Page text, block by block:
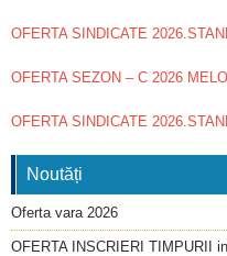
OFERTA SINDICATE
OFERTA SEZON – C 2026
OFERTA SINDICATE
Noutăți
Oferta vara 2026
OFERTA INSCRIERI TIMPURII